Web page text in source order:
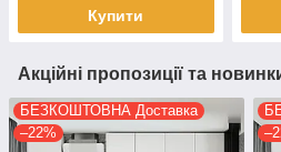
Купити
Акційні пропозиції та
БЕЗКОШТОВНА Доставка
–22%